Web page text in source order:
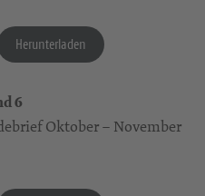
Herunterladen
6
Oktober – November